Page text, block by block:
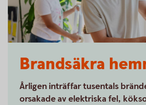
Brandsäkra
Årligen inträffar tusentals
orsakade av elektriska fel,